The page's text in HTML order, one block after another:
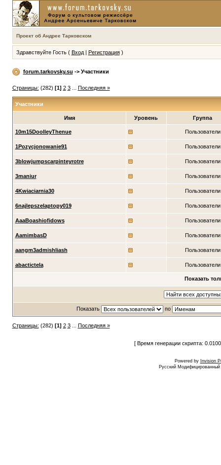
Проект об Андрее Тарковском
Здравствуйте Гость ( Вход| Регистрация)
forum.tarkovsky.su -> Участники
Страницы: (282) [1] 2 3... Последняя »
Участники
Имя Уровень Группа
10m15DoolleyThenue Пользователи
1Pozycjonowanie91 Пользователи
3blowjumpscarpinteyrotre Пользователи
3maniur Пользователи
4Kwiaciarnia30 Пользователи
6najlepszelaptopy019 Пользователи
AaaBoashiofidows Пользователи
AamimbasD Пользователи
aangm3admishliash Пользователи
abactictela Пользователи
Показать
Показать по
Страницы: (282) [1] 2 3... Последняя »
[ Время генерации скрипта:
Powered by Invision
Русский